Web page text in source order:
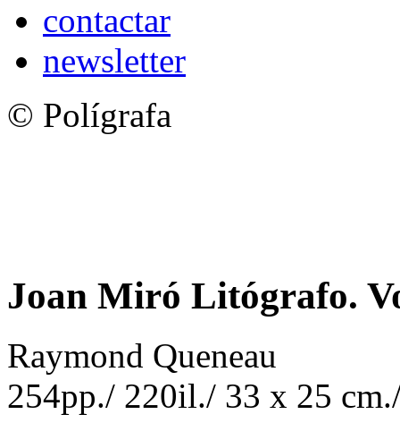
contactar
newsletter
© Polígrafa
Joan Miró Litógrafo.
Raymond Queneau
254pp./ 220il./ 33 x 25